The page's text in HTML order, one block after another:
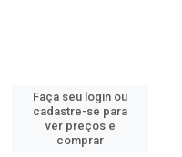
Faça seu login ou
cadastre-se para
ver preços e
comprar